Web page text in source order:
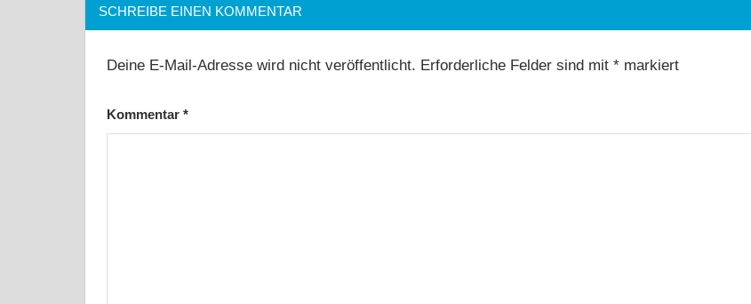
SCHREIBE EINEN KOMMENTAR
Deine E-Mail-Adresse wird nicht veröffentlicht. Erforderliche Felder sind mit * markiert
Kommentar *